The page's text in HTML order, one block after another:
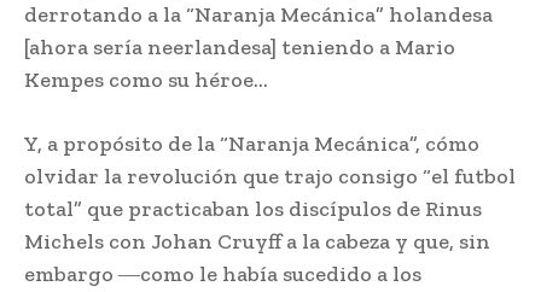
derrotando a la “Naranja Mecánica” holandesa
[ahora sería neerlandesa] teniendo a Mario
Kempes como su héroe…
Y, a propósito de la “Naranja Mecánica”, cómo
olvidar la revolución que trajo consigo “el futbol
total” que practicaban los discípulos de Rinus
Michels con Johan Cruyff a la cabeza y que, sin
embargo ―como le había sucedido a los